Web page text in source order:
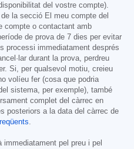
del vostre compte).
la secció El meu compte del
compte o contactant amb
de prova de 7 dies per evitar
processi immediatament després
durant la prova, perdreu
Si, per qualsevol motiu, creieu
volíeu fer (cosa que podria
sistema, per exemple), també
complet del càrrec en
posteriors a la data del càrrec de
.
pel preu i pel